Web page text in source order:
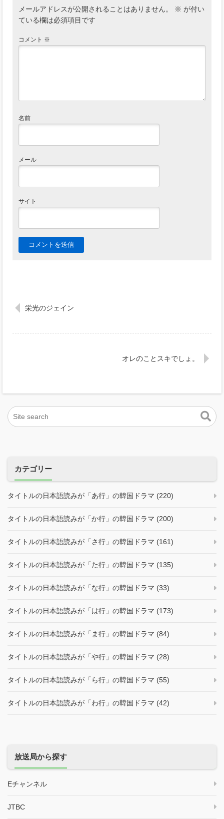
メールアドレスが公開されることはありません。 ※ が付い
ている欄は必須項目です
コメント ※
名前
メール
サイト
栄光のジェイン
オレのことスキでしょ。
カテゴリー
タイトルの日本語読みが「あ行」の韓国ドラマ (220)
タイトルの日本語読みが「か行」の韓国ドラマ (200)
タイトルの日本語読みが「さ行」の韓国ドラマ (161)
タイトルの日本語読みが「た行」の韓国ドラマ (135)
タイトルの日本語読みが「な行」の韓国ドラマ (33)
タイトルの日本語読みが「は行」の韓国ドラマ (173)
タイトルの日本語読みが「ま行」の韓国ドラマ (84)
タイトルの日本語読みが「や行」の韓国ドラマ (28)
タイトルの日本語読みが「ら行」の韓国ドラマ (55)
タイトルの日本語読みが「わ行」の韓国ドラマ (42)
放送局から探す
Eチャンネル
JTBC